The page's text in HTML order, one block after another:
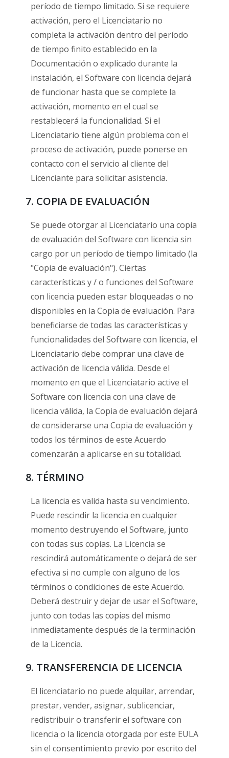
período de tiempo limitado. Si se requiere
activación, pero el Licenciatario no
completa la activación dentro del período
de tiempo finito establecido en la
Documentación o explicado durante la
instalación, el Software con licencia dejará
de funcionar hasta que se complete la
activación, momento en el cual se
restablecerá la funcionalidad. Si el
Licenciatario tiene algún problema con el
proceso de activación, puede ponerse en
contacto con el servicio al cliente del
Licenciante para solicitar asistencia.
7. COPIA DE EVALUACIÓN
Se puede otorgar al Licenciatario una copia
de evaluación del Software con licencia sin
cargo por un período de tiempo limitado (la
"Copia de evaluación"). Ciertas
características y / o funciones del Software
con licencia pueden estar bloqueadas o no
disponibles en la Copia de evaluación. Para
beneficiarse de todas las características y
funcionalidades del Software con licencia, el
Licenciatario debe comprar una clave de
activación de licencia válida. Desde el
momento en que el Licenciatario active el
Software con licencia con una clave de
licencia válida, la Copia de evaluación dejará
de considerarse una Copia de evaluación y
todos los términos de este Acuerdo
comenzarán a aplicarse en su totalidad.
8. TÉRMINO
La licencia es valida hasta su vencimiento.
Puede rescindir la licencia en cualquier
momento destruyendo el Software, junto
con todas sus copias. La Licencia se
rescindirá automáticamente o dejará de ser
efectiva si no cumple con alguno de los
términos o condiciones de este Acuerdo.
Deberá destruir y dejar de usar el Software,
junto con todas las copias del mismo
inmediatamente después de la terminación
de la Licencia.
9. TRANSFERENCIA DE LICENCIA
El licenciatario no puede alquilar, arrendar,
prestar, vender, asignar, sublicenciar,
redistribuir o transferir el software con
licencia o la licencia otorgada por este EULA
sin el consentimiento previo por escrito del